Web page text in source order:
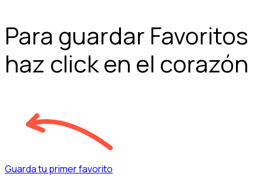
Para guardar Favoritos
haz click en el corazón
Guarda tu primer favorito